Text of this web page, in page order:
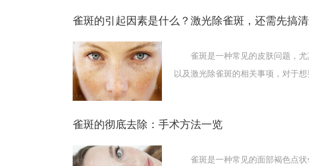
8.尽可能选在春、秋冬季进行治疗。
雀斑的引起因素是什么？激光除雀斑，还需先搞清
雀斑是一种常见的皮肤问题，尤
以及激光除雀斑的相关事项，对于
雀斑的彻底去除：手术方法一览
雀斑是一种常见的面部褐色点状